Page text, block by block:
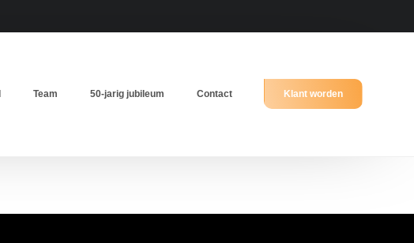
Team 50-jarig jubileum Contact Klant worden